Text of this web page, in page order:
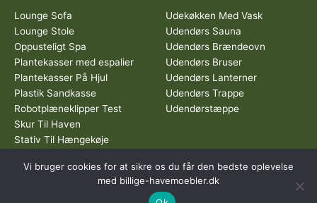
Lounge Sofa
Lounge Stole
Oppusteligt Spa
Plantekasser med espalier
Plantekasser På Hjul
Plastik Sandkasse
Robotplæneklipper Test
Skur Til Haven
Stativ Til Hængekøje
Udekøkken Med Vask
Udendørs Sauna
Udendørs Brændeovn
Udendørs Bruser
Udendørs Lanterner
Udendørs Trappe
Udendørstæppe
Dette medie ejes og drives af Tropic Traffic LLC-FZ | The Meydan
Hotel, Grandstand, 6th floor, Nad Al Sheba | Dubai | UAE
Vi bruger cookies for at sikre os du får den bedste oplevelse
med billige-havemoebler.dk